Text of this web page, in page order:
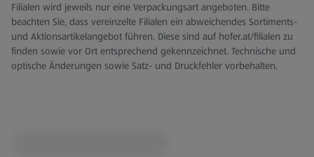
Filialen wird jeweils nur eine Verpackungsart angeboten. Bitte
beachten Sie, dass vereinzelte Filialen ein abweichendes Sortiments-
und Aktionsartikelangebot führen. Diese sind auf hofer.at/filialen zu
finden sowie vor Ort entsprechend gekennzeichnet. Technische und
optische Änderungen sowie Satz- und Druckfehler vorbehalten.